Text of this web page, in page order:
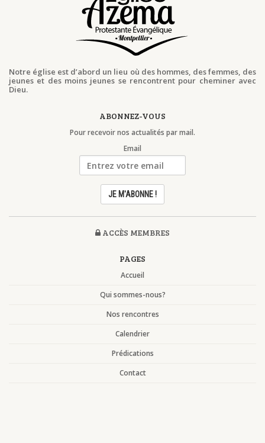
Notre église est d’abord un lieu où des hommes, des femmes, des
jeunes et des moins jeunes se rencontrent pour cheminer avec
Dieu.
ABONNEZ-VOUS
Pour recevoir nos actualités par mail.
Email
ACCÈS MEMBRES
PAGES
Accueil
Qui sommes-nous?
Nos rencontres
Calendrier
Prédications
Contact